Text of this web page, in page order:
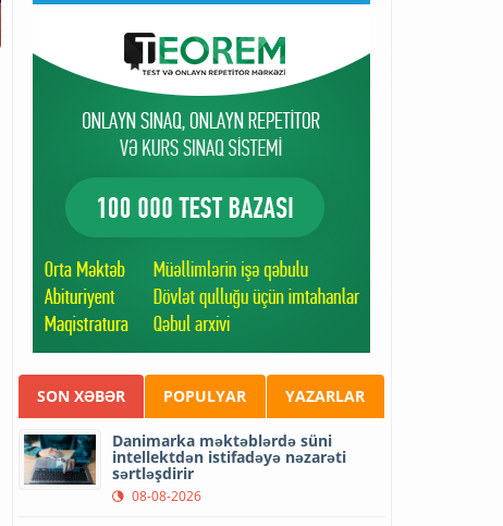
SON XƏBƏR POPULYAR YAZARLAR
Danimarka məktəblərdə süni
intellektdən istifadəyə nəzarəti
sərtləşdirir
08-08-2026